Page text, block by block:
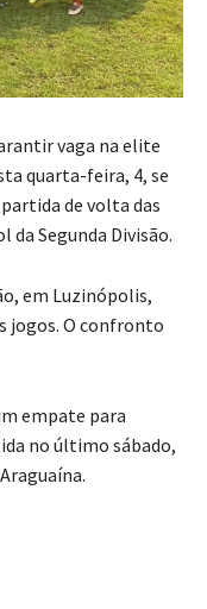
vaga na elite
quarta-feira, 4, se
de volta das
Segunda Divisão.
em Luzinópolis,
jogos. O confronto
empate para
no último sábado,